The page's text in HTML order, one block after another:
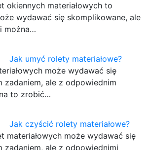
okiennych materiałowych to
wydawać się skomplikowane, ale
można…
Jak umyć rolety materiałowe?
może wydawać się
zadaniem, ale z odpowiednim
to zrobić…
Jak czyścić rolety materiałowe?
materiałowych może wydawać się
zadaniem, ale z odpowiednimi